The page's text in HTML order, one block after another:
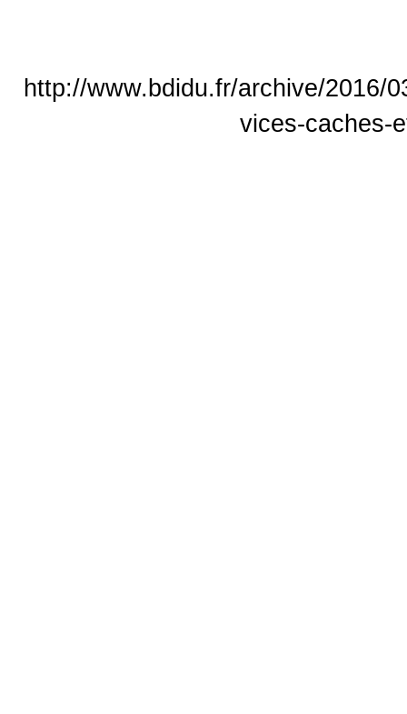
http://www.bdidu.fr/archive/2016/
vices-caches-